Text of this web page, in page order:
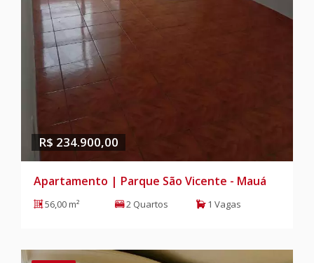
R$ 234.900,00
Apartamento | Parque São Vicente - Mauá
56,00 m² 2 Quartos 1 Vagas